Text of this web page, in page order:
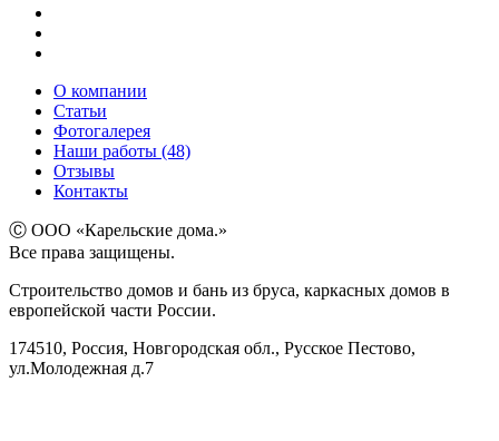
О компании
Статьи
Фотогалерея
Наши работы (48)
Отзывы
Контакты
Ⓒ ООО «Карельские дома.»
Все права защищены.
Строительство домов и бань из бруса, каркасных домов в
европейской части России.
174510, Россия, Новгородская обл., Русское Пестово,
ул.Молодежная д.7